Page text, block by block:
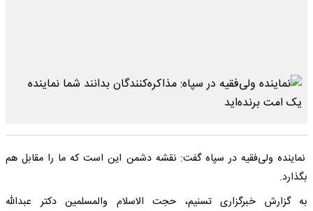
نماینده ولی‌فقیه در سپاه گفت: نقشه دشمن این است که ما را مقابل هم
بگذارد.
به گزارش خبرگزاری تسنیم، حجت الاسلام والمسلمین دکتر عبدالله